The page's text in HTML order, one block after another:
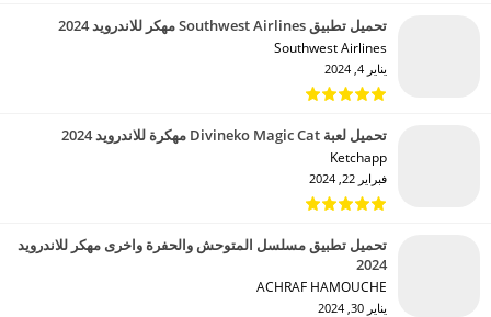
تحميل تطبيق Southwest Airlines مهكر للاندرويد 2024
Southwest Airlines‏
يناير 4, 2024
تحميل لعبة Divineko Magic Cat مهكرة للاندرويد 2024
Ketchapp‏
فبراير 22, 2024
تحميل تطبيق مسلسل المتوحش والحفرة واخرى مهكر للاندرويد
2024
ACHRAF HAMOUCHE‏
يناير 30, 2024